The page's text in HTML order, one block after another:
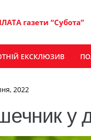
газети “Субота”
ЕКСКЛЮЗИВ
2022
у